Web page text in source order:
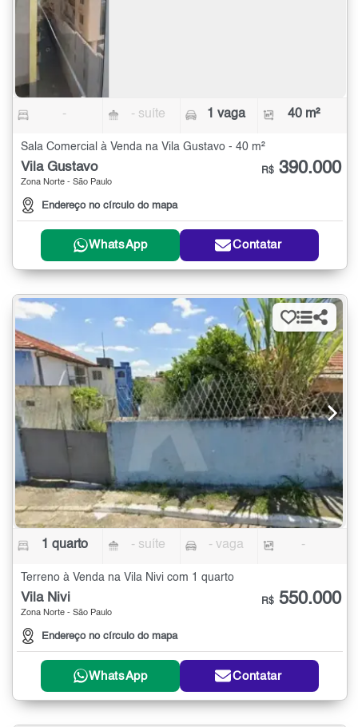
- - suíte 1 vaga 40 m²
Sala Comercial à Venda na Vila Gustavo - 40 m²
Vila Gustavo
Zona Norte - São Paulo
Endereço no círculo do mapa
R$ 390.000
WhatsApp Contatar
1 quarto - suíte - vaga -
Terreno à Venda na Vila Nivi com 1 quarto
Vila Nivi
Zona Norte - São Paulo
Endereço no círculo do mapa
R$ 550.000
WhatsApp Contatar